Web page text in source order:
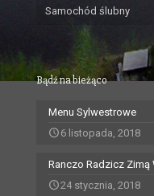
Samochód ślubny
Bądź na bieżąco
Menu Sylwestrowe
6 listopada, 2018
Ranczo Radzicz Zimą
24 stycznia, 2018